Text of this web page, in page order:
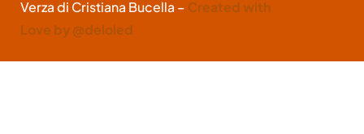
Verza di Cristiana Bucella – Created with
Love by @deloled